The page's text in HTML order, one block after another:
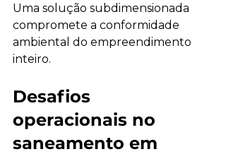
Uma solução subdimensionada
compromete a conformidade
ambiental do empreendimento
inteiro.
Desafios
operacionais no
saneamento em